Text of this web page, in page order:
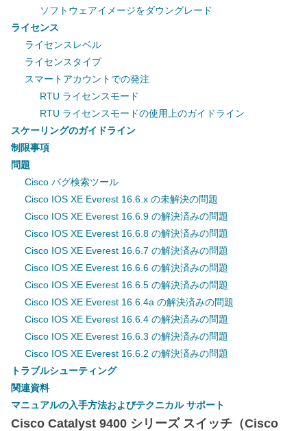
ソフトウェアイメージをダウングレード
ライセンス
ライセンスレベル
ライセンスタイプ
スマートアカウントでの発注
RTU ライセンスモード
RTU ライセンスモードの使用上のガイドライン
スケーリングのガイドライン
制限事項
問題
Cisco バグ検索ツール
Cisco IOS XE Everest 16.6.x の未解決の問題
Cisco IOS XE Everest 16.6.9 の解決済みの問題
Cisco IOS XE Everest 16.6.8 の解決済みの問題
Cisco IOS XE Everest 16.6.7 の解決済みの問題
Cisco IOS XE Everest 16.6.6 の解決済みの問題
Cisco IOS XE Everest 16.6.5 の解決済みの問題
Cisco IOS XE Everest 16.6.4a の解決済みの問題
Cisco IOS XE Everest 16.6.4 の解決済みの問題
Cisco IOS XE Everest 16.6.3 の解決済みの問題
Cisco IOS XE Everest 16.6.2 の解決済みの問題
トラブルシューティング
関連資料
マニュアルの入手方法およびテクニカル サポート
Cisco Catalyst 9400 シリーズ スイッチ（Cisco